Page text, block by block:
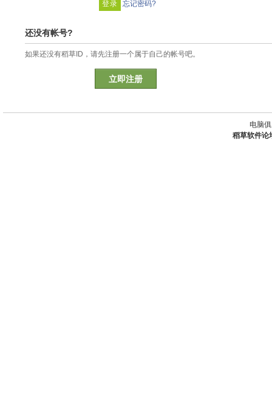
忘记密码?
还没有帐号?
如果还没有稻草ID，请先注册一个属于自己的帐号吧。
立即注册
电脑
稻草软件论